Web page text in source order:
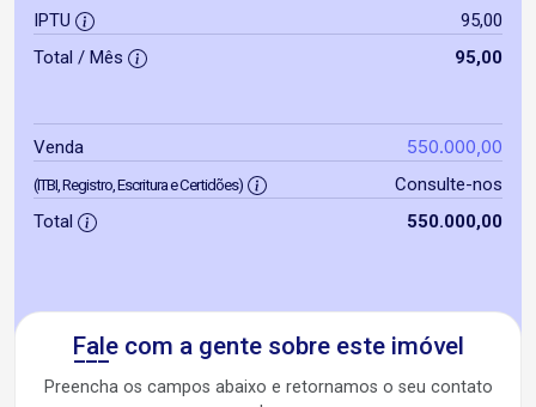
IPTU
95,00
Total / Mês
95,00
Venda 550.000,00
(ITBI, Registro, Escritura e Certidões)
Consulte-nos
Total
550.000,00
Fale com a gente sobre este imóvel
Preencha os campos abaixo e retornamos o seu contato